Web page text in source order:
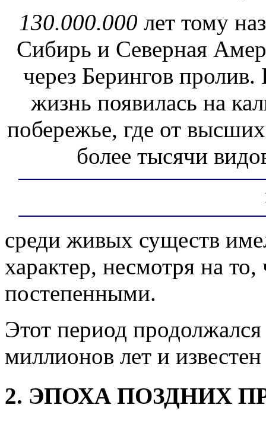
130.000.000 лет тому
Сибирь и Северная
через Берингов пролив.
жизнь появилась на
побережье, где от
более тысячи
среди живых существ
характер, несмотря на
постепенными.
Этот период
миллионов лет и
2. ЭПОХА ПОЗДНИХ